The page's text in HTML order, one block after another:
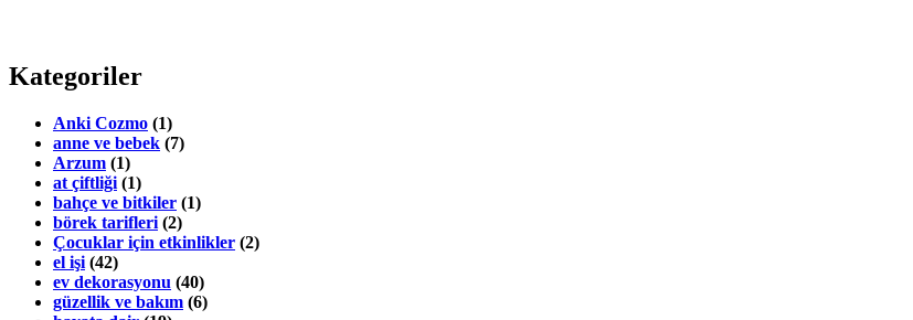
Kategoriler
Anki Cozmo (1)
anne ve bebek (7)
Arzum (1)
at çiftliği (1)
bahçe ve bitkiler (1)
börek tarifleri (2)
Çocuklar için etkinlikler (2)
el işi (42)
ev dekorasyonu (40)
güzellik ve bakım (6)